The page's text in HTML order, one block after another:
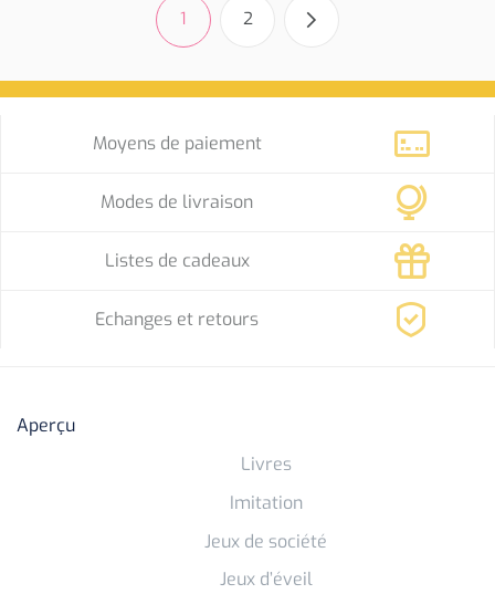
1 2
Moyens de paiement
Modes de livraison
Listes de cadeaux
Echanges et retours
Aperçu
Livres
Imitation
Jeux de société
Jeux d’éveil